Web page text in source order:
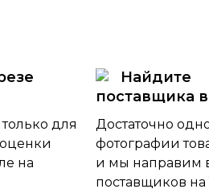
для
на
Найдите
поставщика
Достаточно
фотографии
и мы направим
поставщиков на